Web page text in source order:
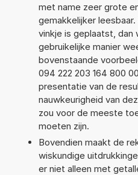
met name zeer grote
gemakkelijker
vinkje is geplaatst,
gebruikelijke manier
bovenstaande
094 222 203 164 800
presentatie van de
nauwkeurigheid van
zou voor de meeste
moeten zijn.
Bovendien maakt de
wiskundige
er niet alleen met